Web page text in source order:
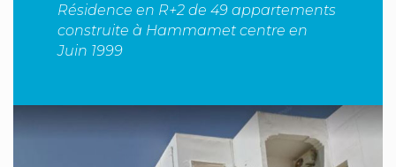
Résidence en R+2 de 49 appartements
construite à Hammamet centre en
Juin 1999